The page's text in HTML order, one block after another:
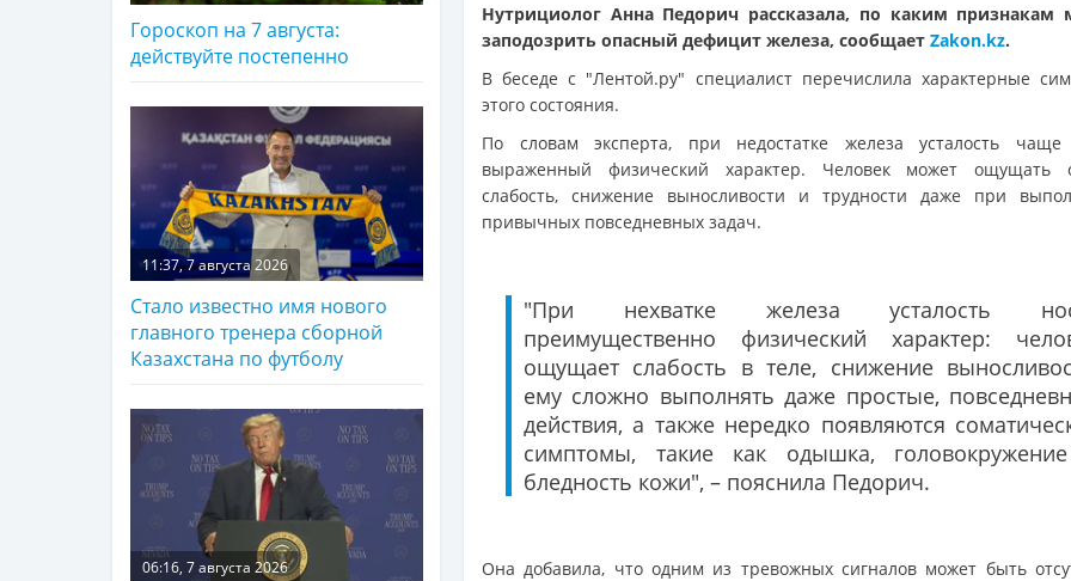
Нутрициолог Анна Педорич рассказала, по каким признакам
заподозрить опасный дефицит железа, сообщает Zakon.kz.
В беседе с "Лентой.ру" специалист перечислила характерные
этого состояния.
По словам эксперта, при недостатке железа усталость чаще
выраженный физический характер. Человек может ощущать
слабость, снижение выносливости и трудности даже при
привычных повседневных задач.
"При нехватке железа усталость
преимущественно физический характер:
ощущает слабость в теле, снижение
ему сложно выполнять даже простые,
действия, а также нередко появляются
симптомы, такие как одышка,
бледность кожи", – пояснила Педорич.
Она добавила, что одним из тревожных сигналов может быть
Гороскоп на 7 августа:
действуйте постепенно
11:37, 7 августа 2026
Стало известно имя нового
главного тренера сборной
Казахстана по футболу
06:16, 7 августа 2026